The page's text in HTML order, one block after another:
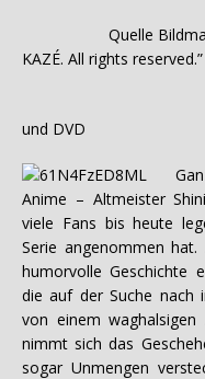
Quelle
KAZÉ. All rights reserved.”
Ab sofort
und DVD
Anime – Altmeister
viele Fans bis heute
Serie angenommen hat.
humorvolle Geschichte
die auf der Suche nach
von einem
nimmt sich das
sogar Unmengen